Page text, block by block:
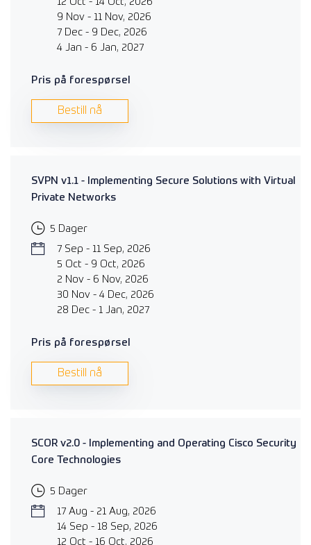
9 Nov - 11 Nov, 2026
7 Dec - 9 Dec, 2026
4 Jan - 6 Jan, 2027
Pris på forespørsel
Bestill nå
SVPN v1.1 - Implementing Secure Solutions with Virtual
Private Networks
5 Dager
7 Sep - 11 Sep, 2026
5 Oct - 9 Oct, 2026
2 Nov - 6 Nov, 2026
30 Nov - 4 Dec, 2026
28 Dec - 1 Jan, 2027
Pris på forespørsel
Bestill nå
SCOR v2.0 - Implementing and Operating Cisco Security
Core Technologies
5 Dager
17 Aug - 21 Aug, 2026
14 Sep - 18 Sep, 2026
12 Oct - 16 Oct, 2026